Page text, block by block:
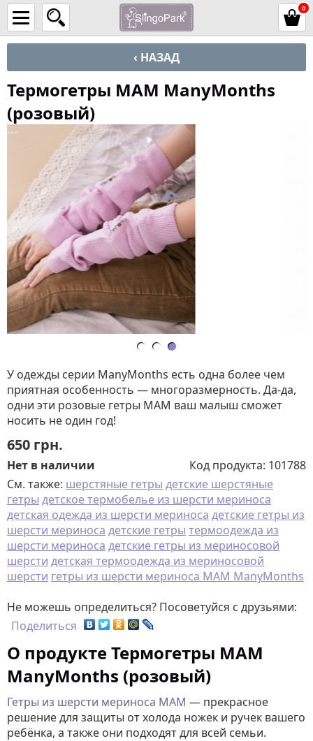
0
‹ НАЗАД
Термогетры MAM ManyMonths
(розовый)
У одежды серии ManyMonths есть одна более чем
приятная особенность — многоразмерность. Да-да,
одни эти розовые гетры МАМ ваш малыш сможет
носить не один год!
650 грн.
Нет в наличии Код продукта: 101788
См. также: шерстяные гетры детские шерстяные
гетры детское термобелье из шерсти мериноса
детская одежда из шерсти мериноса детские гетры из
шерсти мериноса детские гетры термоодежда из
шерсти мериноса детские гетры из мериносовой
шерсти детская термоодежда из мериносовой
шерсти гетры из шерсти мериноса MAM ManyMonths
Не можешь определиться? Посоветуйся с друзьями:
Поделиться
О продукте Термогетры MAM
ManyMonths (розовый)
Гетры из шерсти мериноса MAM — прекрасное
решение для защиты от холода ножек и ручек вашего
ребёнка, а также они подходят для всей семьи.